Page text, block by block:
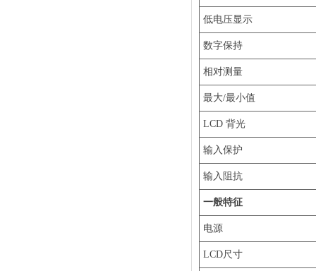
低电压显示
数字保持
相对测量
最大/最小值
LCD 背光
输入保护
输入阻抗
一般特征
电源
LCD尺寸